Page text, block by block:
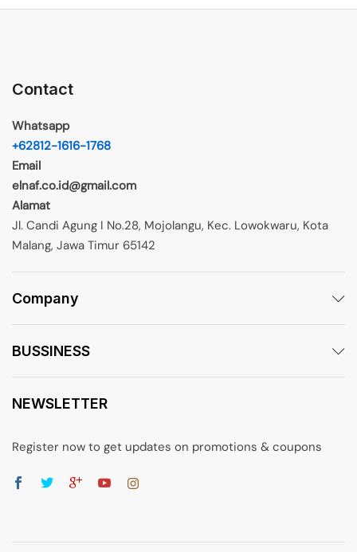
Contact
Whatsapp
+62812-1616-1768
Email
elnaf.co.id@gmail.com
Alamat
Jl. Candi Agung I No.28, Mojolangu, Kec. Lowokwaru, Kota
Malang, Jawa Timur 65142
Company
BUSSINESS
NEWSLETTER
Register now to get updates on promotions & coupons